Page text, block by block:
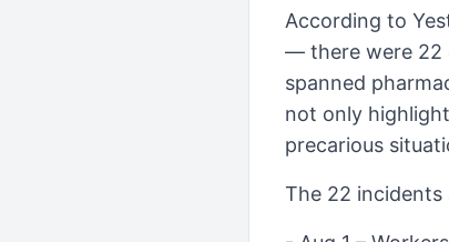
According to
— there were 22
spanned
not only
precarious
The 22 incidents